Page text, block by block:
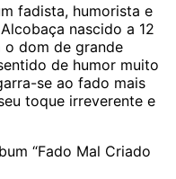
fadista, humorista e
nascido a 12
o dom de grande
de humor muito
se ao fado mais
toque irreverente e
“Fado Mal Criado